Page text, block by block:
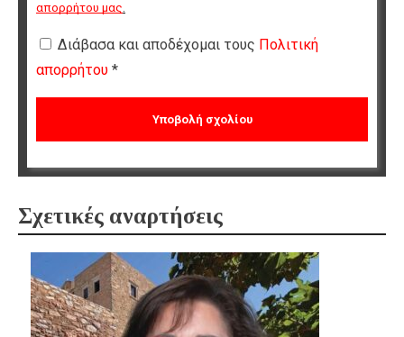
απορρήτου μας.
Διάβασα και αποδέχομαι τους Πολιτική
απορρήτου *
Σχετικές αναρτήσεις